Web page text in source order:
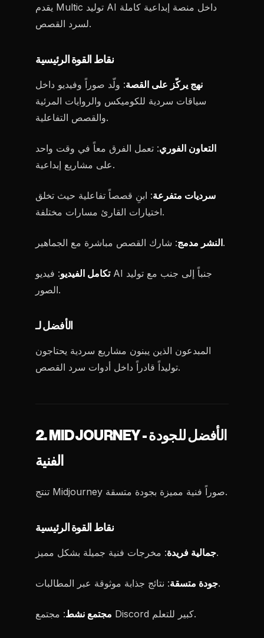
يقدم Multic توليد AI داخل منصة إبداعية كاملة
لسرد القصص.
نقاط القوة الرئيسية
نهج يركّز على القصة: ولّد صوراً وفيديو داخل
سياقات سردية للكوميكس والروايات المرئية
والقصص التفاعلية.
التعاون الفوري: تعمل الفرق معاً في وقت واحد
على مشاريع إبداعية.
سرديات متفرعة: ابنِ قصصاً تفاعلية حيث تخلق
اختيارات القارئ مسارات مختلفة.
النشر مدمج: شارك القصص مباشرة مع الجماهير.
تكامل الفيديو: فيديو AI جنباً إلى جنب مع توليد
الصور.
الأفضل لـ
المبدعون الذين يبنون مشاريع سردية يحتاجون
توليداً قادراً داخل أدوات سرد القصص.
2. MIDJOURNEY - الأفضل للجودة
الفنية
تنتج Midjourney صوراً فنية مميزة بجودة متسقة.
نقاط القوة الرئيسية
جمالية فريدة: مخرجات فنية جميلة بشكل مميز.
جودة متسقة: نتائج جذابة موثوقة عبر المطالبات.
مجتمع نشط : مجتمع Discord كبير للتعلم.